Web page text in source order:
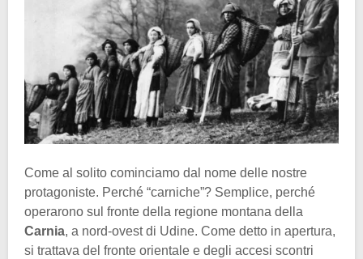
Come al solito cominciamo dal nome delle nostre
protagoniste. Perché “carniche”? Semplice, perché
operarono sul fronte della regione montana della
Carnia, a nord-ovest di Udine. Come detto in apertura,
si trattava del fronte orientale e degli accesi scontri